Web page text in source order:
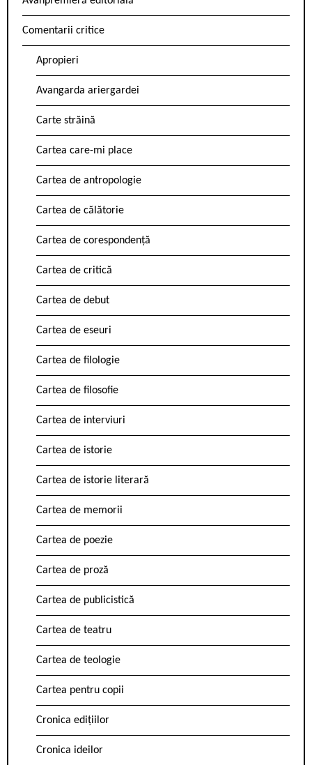
Comentarii critice
Apropieri
Avangarda ariergardei
Carte străină
Cartea care-mi place
Cartea de antropologie
Cartea de călătorie
Cartea de corespondență
Cartea de critică
Cartea de debut
Cartea de eseuri
Cartea de filologie
Cartea de filosofie
Cartea de interviuri
Cartea de istorie
Cartea de istorie literară
Cartea de memorii
Cartea de poezie
Cartea de proză
Cartea de publicistică
Cartea de teatru
Cartea de teologie
Cartea pentru copii
Cronica edițiilor
Cronica ideilor